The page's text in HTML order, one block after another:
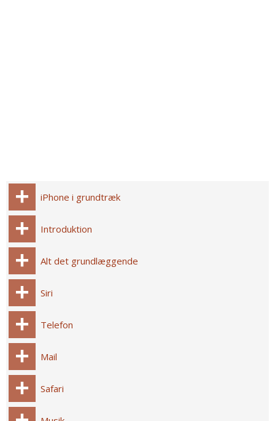
iPhone i grundtræk
Introduktion
Alt det grundlæggende
Siri
Telefon
Mail
Safari